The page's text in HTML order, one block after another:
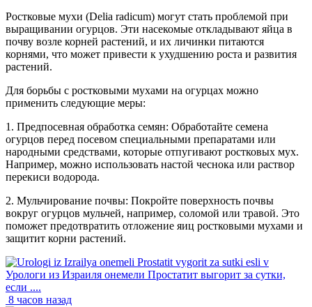
Ростковые мухи (Delia radicum) могут стать проблемой при
выращивании огурцов. Эти насекомые откладывают яйца в
почву возле корней растений, и их личинки питаются
корнями, что может привести к ухудшению роста и развития
растений.
Для борьбы с ростковыми мухами на огурцах можно
применить следующие меры:
1. Предпосевная обработка семян: Обработайте семена
огурцов перед посевом специальными препаратами или
народными средствами, которые отпугивают ростковых мух.
Например, можно использовать настой чеснока или раствор
перекиси водорода.
2. Мульчирование почвы: Покройте поверхность почвы
вокруг огурцов мульчей, например, соломой или травой. Это
поможет предотвратить отложение яиц ростковыми мухами и
защитит корни растений.
Урологи из Израиля онемели Простатит выгорит за сутки,
если ....
8 часов назад